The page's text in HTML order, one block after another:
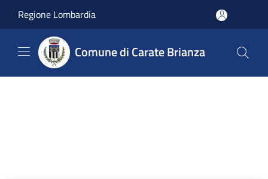
Regione Lombardia
Comune di Carate Brianza